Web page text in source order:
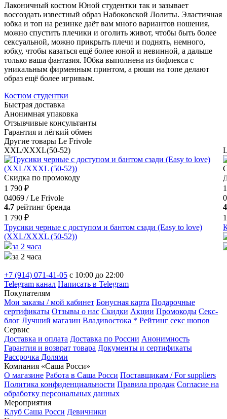
Лаконичный костюм Юной студентки так и зазывает
воссоздать известный образ Набоковской Лолиты. Эластичная
юбка и топ на резинке даёт вам много вариантов ношения,
можно спустить плечики и оголить живот, чтобы быть более
сексуальной, можно прикрыть плечи и поднять, немного,
юбку, чтобы казаться ещё более юной и невинной, а дальше
только ваша фантазия. Юбка выполнена из бифлекса с
уникальным фирменным принтом, а рюши на топе делают
образ ещё более игривым.
Костюм студентки
Быстрая доставка
Анонимная упаковка
Отзывчивые консультанты
Гарантия и лёгкий обмен
Другие товары Le Frivole
XXL/XXXL(50-52)
Скидка по промокоду
1 790 ₽
04069 / Le Frivole
4.7 рейтинг бренда
1 790 ₽
Трусики черные с доступом и бантом сзади (Easy to love)
(XXL/XXXL (50-52))
за 2 часа
за 2 часа
+7 (914) 071-41-05 c 10:00 до 22:00
Telegram канал Написать в Telegram
Покупателям
Мои заказы / мой кабинет Бонусная карта Подарочные
сертификаты Отзывы о нас Скидки Акции Промокоды Секс-
блог Лучший магазин Владивостока * Рейтинг секс шопов
Сервис
Доставка и оплата Доставка по России Анонимность
Гарантия и возврат товара Документы и сертификаты
Рассрочка Долями
Компания «Саша Росси»
О магазине Работа в Саша Росси Поставщикам / For suppliers
Политика конфиденциальности Правила продаж Согласие на
обработку персональных данных
Мероприятия
Клуб Саша Росси Девичники